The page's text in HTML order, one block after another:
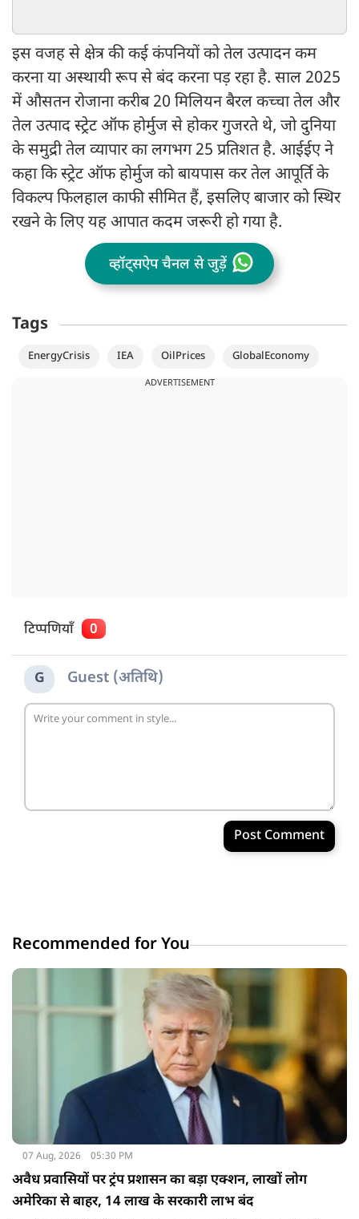
इस वजह से क्षेत्र की कई कंपनियों को तेल उत्पादन कम
करना या अस्थायी रूप से बंद करना पड़ रहा है. साल 2025
में औसतन रोजाना करीब 20 मिलियन बैरल कच्चा तेल और
तेल उत्पाद स्ट्रेट ऑफ होर्मुज से होकर गुजरते थे, जो दुनिया
के समुद्री तेल व्यापार का लगभग 25 प्रतिशत है. आईईए ने
कहा कि स्ट्रेट ऑफ होर्मुज को बायपास कर तेल आपूर्ति के
विकल्प फिलहाल काफी सीमित हैं, इसलिए बाजार को स्थिर
रखने के लिए यह आपात कदम जरूरी हो गया है.
व्हॉट्सऐप चैनल से जुड़ें
Tags
EnergyCrisis IEA OilPrices GlobalEconomy
ADVERTISEMENT
टिप्पणियाँ 0
G Guest (अतिथि)
Post Comment
Recommended for You
07 Aug, 2026 05:30 PM
अवैध प्रवासियों पर ट्रंप प्रशासन का बड़ा एक्शन, लाखों लोग
अमेरिका से बाहर, 14 लाख के सरकारी लाभ बंद